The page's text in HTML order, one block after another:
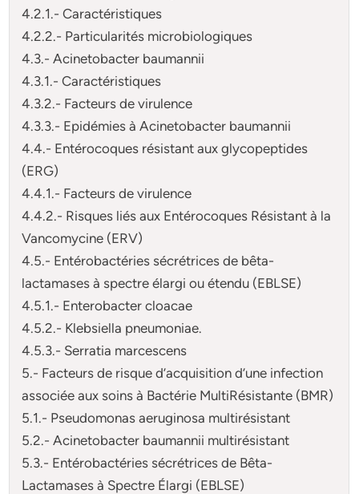
4.2.1.- Caractéristiques
4.2.2.- Particularités microbiologiques
4.3.- Acinetobacter baumannii
4.3.1.- Caractéristiques
4.3.2.- Facteurs de virulence
4.3.3.- Epidémies à Acinetobacter baumannii
4.4.- Entérocoques résistant aux glycopeptides
(ERG)
4.4.1.- Facteurs de virulence
4.4.2.- Risques liés aux Entérocoques Résistant à la
Vancomycine (ERV)
4.5.- Entérobactéries sécrétrices de bêta-
lactamases à spectre élargi ou étendu (EBLSE)
4.5.1.- Enterobacter cloacae
4.5.2.- Klebsiella pneumoniae.
4.5.3.- Serratia marcescens
5.- Facteurs de risque d’acquisition d’une infection
associée aux soins à Bactérie MultiRésistante (BMR)
5.1.- Pseudomonas aeruginosa multirésistant
5.2.- Acinetobacter baumannii multirésistant
5.3.- Entérobactéries sécrétrices de Bêta-
Lactamases à Spectre Élargi (EBLSE)